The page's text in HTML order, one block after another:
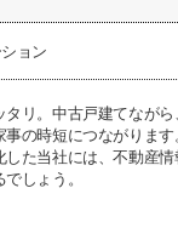
ョン
リ。中古戸建てなが
事の時短につながりま
た当社には、不動産
しょう。